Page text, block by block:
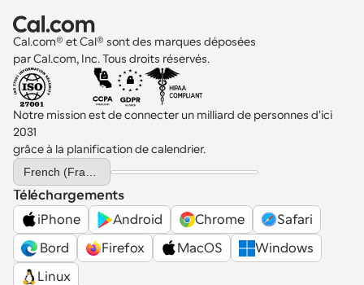
Cal.com® et Cal® sont des marques déposées
par Cal.com, Inc. Tous droits réservés.
Notre mission est de connecter un milliard de personnes d'ici
2031
grâce à la planification de calendrier.
Select Language
Téléchargements
iPhone
Android Chrome
Safari
Bord
Firefox MacOS
Windows
Linux